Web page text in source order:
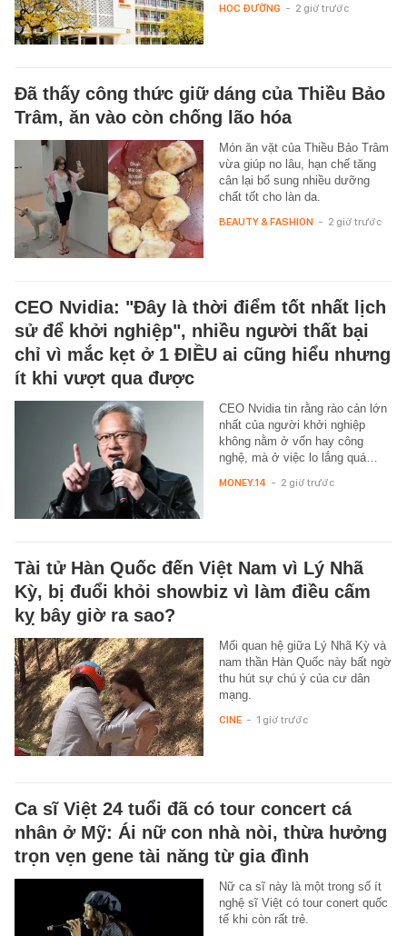
HỌC ĐƯỜNG - 2 giờ trước
Đã thấy công thức giữ dáng của Thiều Bảo
Trâm, ăn vào còn chống lão hóa
Món ăn vặt của Thiều Bảo Trâm
vừa giúp no lâu, hạn chế tăng
cân lại bổ sung nhiều dưỡng
chất tốt cho làn da.
BEAUTY & FASHION - 2 giờ trước
CEO Nvidia: "Đây là thời điểm tốt nhất lịch
sử để khởi nghiệp", nhiều người thất bại
chỉ vì mắc kẹt ở 1 ĐIỀU ai cũng hiểu nhưng
ít khi vượt qua được
CEO Nvidia tin rằng rào cản lớn
nhất của người khởi nghiệp
không nằm ở vốn hay công
nghệ, mà ở việc lo lắng quá…
MONEY.14 - 2 giờ trước
Tài tử Hàn Quốc đến Việt Nam vì Lý Nhã
Kỳ, bị đuổi khỏi showbiz vì làm điều cấm
kỵ bây giờ ra sao?
Mối quan hệ giữa Lý Nhã Kỳ và
nam thần Hàn Quốc này bất ngờ
thu hút sự chú ý của cư dân
mạng.
CINE - 1 giờ trước
Ca sĩ Việt 24 tuổi đã có tour concert cá
nhân ở Mỹ: Ái nữ con nhà nòi, thừa hưởng
trọn vẹn gene tài năng từ gia đình
Nữ ca sĩ này là một trong số ít
nghệ sĩ Việt có tour conert quốc
tế khi còn rất trẻ.